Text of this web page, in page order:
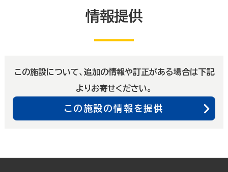
情報提供
この施設について、追加の情報や訂正がある場合は下記
よりお寄せください。
この施設の情報を提供